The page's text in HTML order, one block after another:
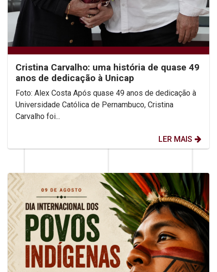
Cristina Carvalho: uma história de quase 49
anos de dedicação à Unicap
Foto: Alex Costa Após quase 49 anos de dedicação à
Universidade Católica de Pernambuco, Cristina
Carvalho foi...
LER MAIS